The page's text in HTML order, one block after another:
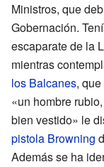
Ministros, que
Gobernación.
escaparate de la
mientras
los Balcanes,
«un hombre
bien vestido» le
pistola Browning
Además se ha